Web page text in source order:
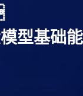
型基础